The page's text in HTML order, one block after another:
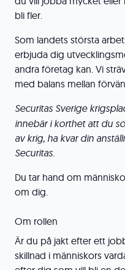
bli fler.
Som landets största
erbjuda dig
andra företag kan. Vi
med balans mellan
Securitas Sverige
innebär i korthet att du
av krig, ha kvar din
Securitas.
Du tar hand om
om dig.
Om rollen
Är du på jakt efter ett
skillnad i människors